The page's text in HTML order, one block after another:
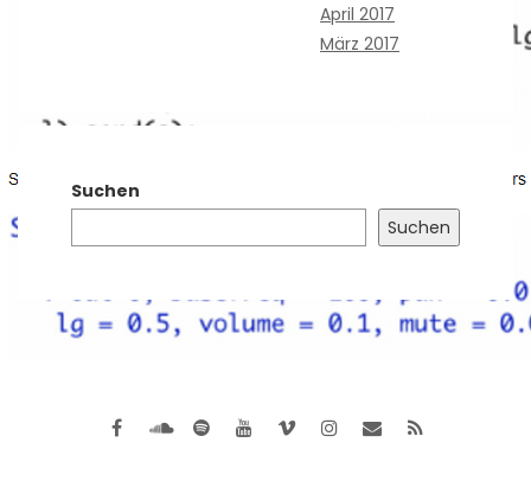
April 2017
März 2017
Suchen
Suchen